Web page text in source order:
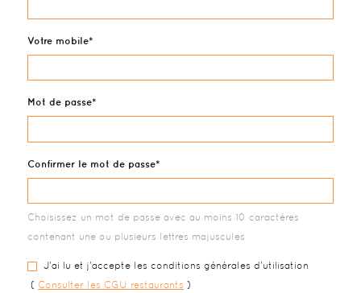
Votre mobile
Mot de passe
Confirmer le mot de passe
Choisissez un mot de passe avec au moins 10 caractères
contenant une ou plusieurs lettres majuscules
J'ai lu et j'accepte les conditions générales d'utilisation
( Consulter les CGU restaurants )